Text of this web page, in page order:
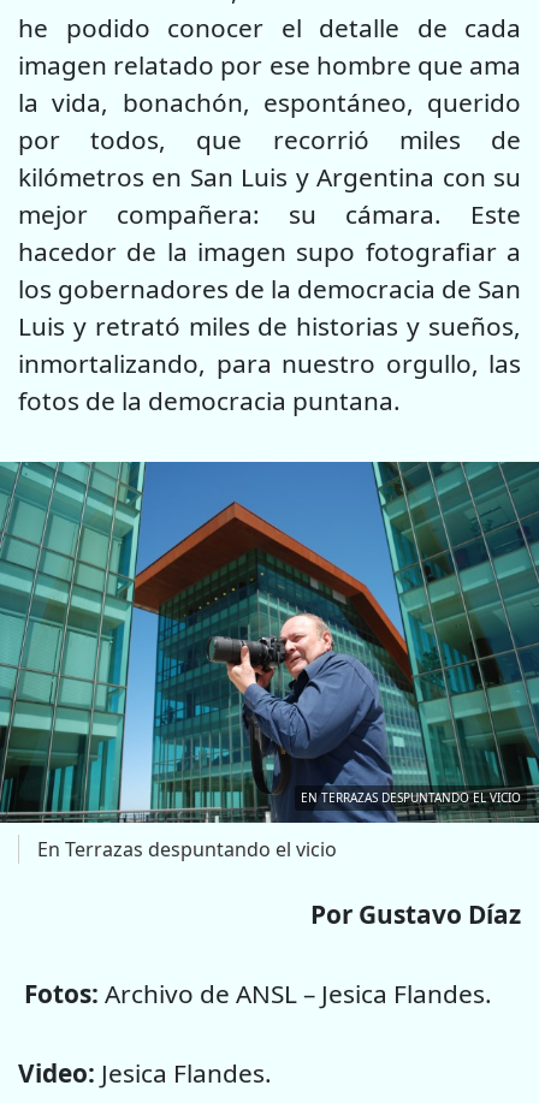
he podido conocer el detalle de cada
imagen relatado por ese hombre que ama
la vida, bonachón, espontáneo, querido
por todos, que recorrió miles de
kilómetros en San Luis y Argentina con su
mejor compañera: su cámara. Este
hacedor de la imagen supo fotografiar a
los gobernadores de la democracia de San
Luis y retrató miles de historias y sueños,
inmortalizando, para nuestro orgullo, las
fotos de la democracia puntana.
EN TERRAZAS DESPUNTANDO EL VICIO
En Terrazas despuntando el vicio
Por Gustavo Díaz
Fotos: Archivo de ANSL – Jesica Flandes.
Video: Jesica Flandes.